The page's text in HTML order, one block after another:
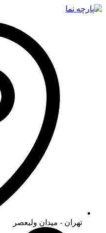
تهران - میدان ولیعصر